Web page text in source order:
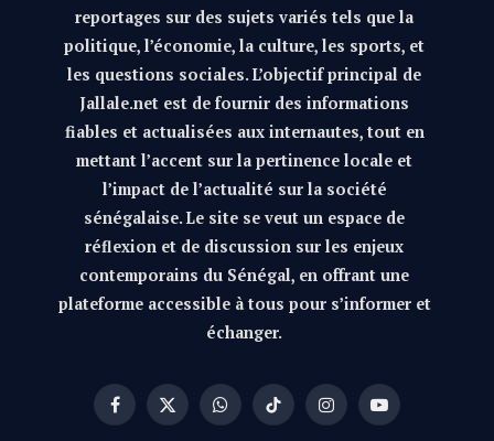
reportages sur des sujets variés tels que la
politique, l’économie, la culture, les sports, et
les questions sociales. L’objectif principal de
Jallale.net est de fournir des informations
fiables et actualisées aux internautes, tout en
mettant l’accent sur la pertinence locale et
l’impact de l’actualité sur la société
sénégalaise. Le site se veut un espace de
réflexion et de discussion sur les enjeux
contemporains du Sénégal, en offrant une
plateforme accessible à tous pour s’informer et
échanger.
Facebook
X
WhatsAppTikTok InstagramYouTube